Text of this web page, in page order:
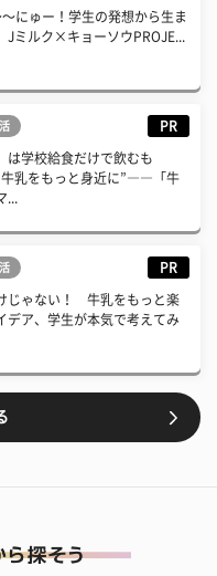
にゅー！学生の発想から生ま
ミルク×キョーソウPROJE...
PR
は学校給食だけで飲むも
乳をもっと身近に”――「牛
PR
じゃない！ 牛乳をもっと楽
デア、学生が本気で考えてみ